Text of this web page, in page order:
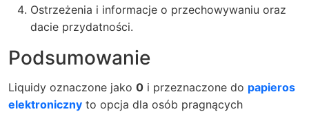
Ostrzeżenia i informacje o przechowywaniu oraz
dacie przydatności.
Podsumowanie
Liquidy oznaczone jako 0 i przeznaczone do papieros
elektroniczny to opcja dla osób pragnących